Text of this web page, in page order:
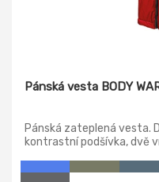
Pánská vesta BODY
Pánská zateplená vesta.
kontrastní podšívka, dvě